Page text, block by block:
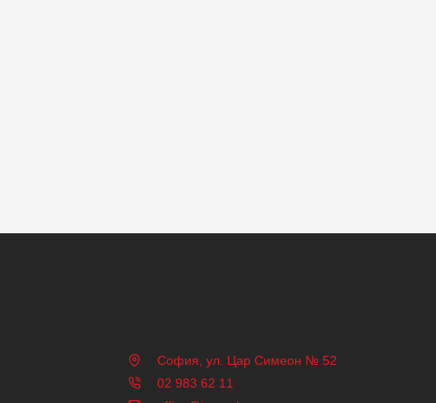
София, ул. Цар Симеон № 52
02 983 62 11